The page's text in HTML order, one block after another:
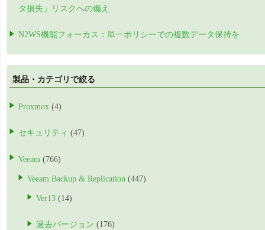
タ損失」リスクへの備え
N2WS機能フォーカス：単一ポリシーでの複数データ保持を
製品・カテゴリで絞る
Proxmox (4)
セキュリティ (47)
Veeam (766)
Veeam Backup & Replication (447)
Ver13 (14)
過去バージョン (176)